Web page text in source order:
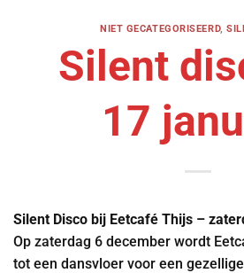
NIET GECATEGORISEERD,
Silent
17
Silent Disco bij Eetcafé Thijs –
Op zaterdag 6 december wordt
tot een dansvloer voor een